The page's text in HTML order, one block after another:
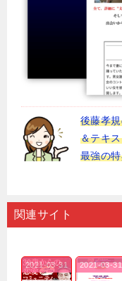
後藤孝
＆テキ
最強の
関連サイト
2021-03-31 2021-03-31